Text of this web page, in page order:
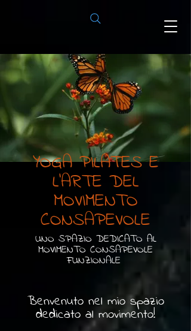
YOGA PILATES E
L'ARTE DEL
MOVIMENTO
CONSAPEVOLE
UNO SPAZIO DEDICATO AL
MOVIMENTO CONSAPEVOLE
FUNZIONALE
Benvenuto nel mio spazio
dedicato al movimento!